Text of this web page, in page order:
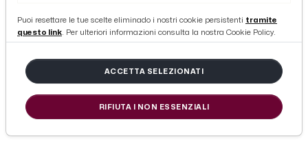
Playoff Serie C, definito il quadro
delle semifinaliste che si
giocheranno l'ultimo pass per la B
di Redazione Picenotime
Puoi resettare le tue scelte eliminado i nostri cookie persistenti tramite
questo link. Per ulteriori informazioni consulta la nostra Cookie Policy.
ACCETTA SELEZIONATI
RIFIUTA I NON ESSENZIALI